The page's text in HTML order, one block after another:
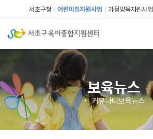
서초구청 어린이집지원사업 가정양육지원사업
보육뉴스
커뮤니티보육뉴스